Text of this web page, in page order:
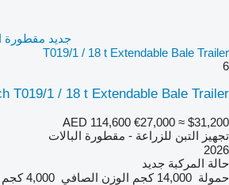
T019/1 / 18 t Extendable Bale Trailer
6
T019/1 / 18 t Extendable Bale Trailer
AED 114,600 €27,000 ≈ $31,200
تجهيز التبن للزراعة - مقطورة البالات
2026
حالة المركبة جديد
حمولة 14,000 كجم الوزن الصافي 4,000 كجم